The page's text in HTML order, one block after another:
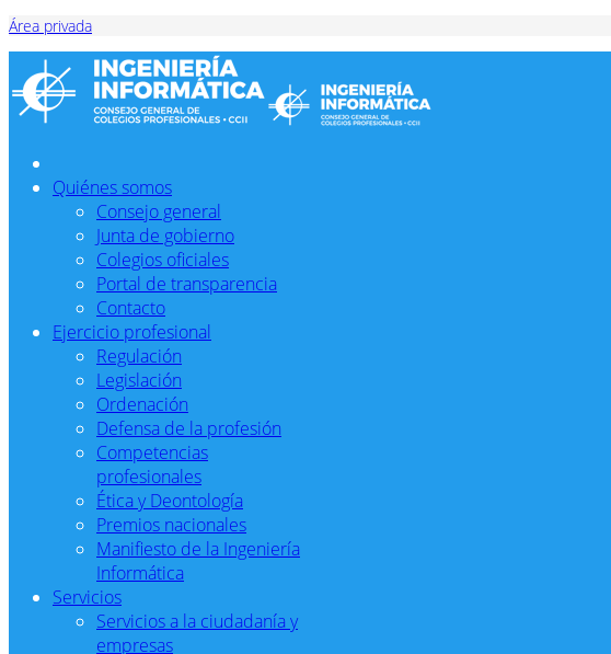
Área privada
Quiénes somos
Consejo general
Junta de gobierno
Colegios oficiales
Portal de transparencia
Contacto
Ejercicio profesional
Regulación
Legislación
Ordenación
Defensa de la profesión
Competencias
profesionales
Ética y Deontología
Premios nacionales
Manifiesto de la Ingeniería
Informática
Servicios
Servicios a la ciudadanía y
empresas